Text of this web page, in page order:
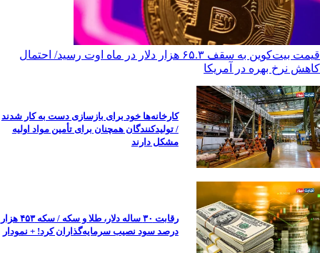
قیمت بیت‌کوین به سقف ۶۵.۳ هزار دلار در ماه اوت رسید/ احتمال
کاهش نرخ بهره در آمریکا
کارخانه‌ها خود برای بازسازی دست به کار شدند
/ تولیدکنندگان همچنان برای تأمین مواد اولیه
مشکل دارند
رقابت ۳۰ ساله دلار، طلا و سکه / سکه ۴۵۳ هزار
درصد سود نصیب سرمایه‌گذاران کرد! + نمودار